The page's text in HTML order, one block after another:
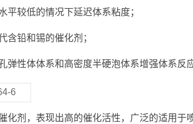
平较低的情况下延迟体系粘度；
含铅和锡的催化剂；
弹性体体系和高密度半硬泡体系增强体系反
6
化剂，表现出高的催化活性，广泛的适用于